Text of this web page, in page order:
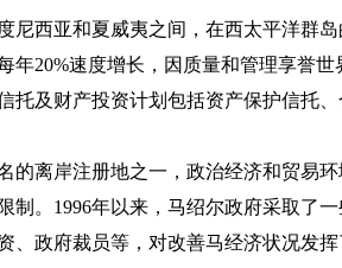
尼西亚和夏威夷之间，在西太平洋群
年20%速度增长，因质量和管理享誉
托及财产投资计划包括资产保护信托
的离岸注册地之一，政治经济和贸易
制。1996年以来，马绍尔政府采取了
、政府裁员等，对改善马经济状况发